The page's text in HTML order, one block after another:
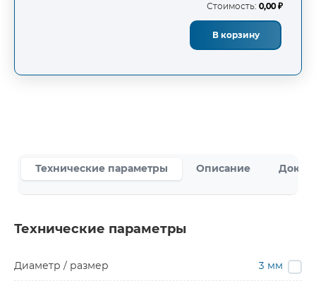
Стоимость: 0,00 ₽
В корзину
Технические параметры Описание
Технические параметры
Диаметр / размер 3 мм